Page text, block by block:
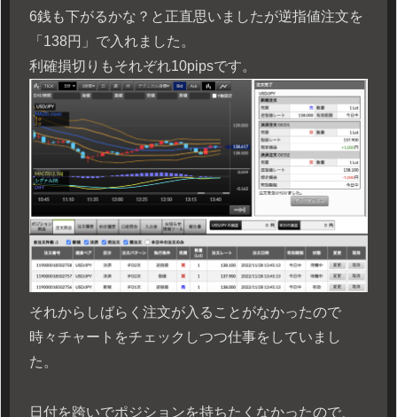
6銭も下がるかな？と正直思いましたが逆指値注文を
「138円」で入れました。
利確損切りもそれぞれ10pipsです。
それからしばらく注文が入ることがなかったので
時々チャートをチェックしつつ仕事をしていまし
た。
日付を跨いでポジションを持ちたくなかったので、